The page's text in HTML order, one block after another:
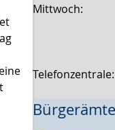
Mittwoch: